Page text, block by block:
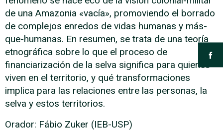
de una Amazonia «vacía», promoviendo el borrado
de complejos enredos de vidas humanas y más-
que-humanas. En resumen, se trata de una teoría
etnográfica sobre lo que el proceso de
financiarización de la selva significa para quienes
viven en el territorio, y qué transformaciones
implica para las relaciones entre las personas, la
selva y estos territorios.
Orador: Fábio Zuker (IEB-USP)